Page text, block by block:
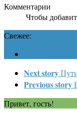
Комментарии
Чтобы
Свежее:
Next story
Previous story
Привет, гость!